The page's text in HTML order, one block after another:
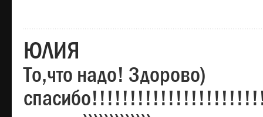
ЮЛИЯ
То,что надо! Здорово)